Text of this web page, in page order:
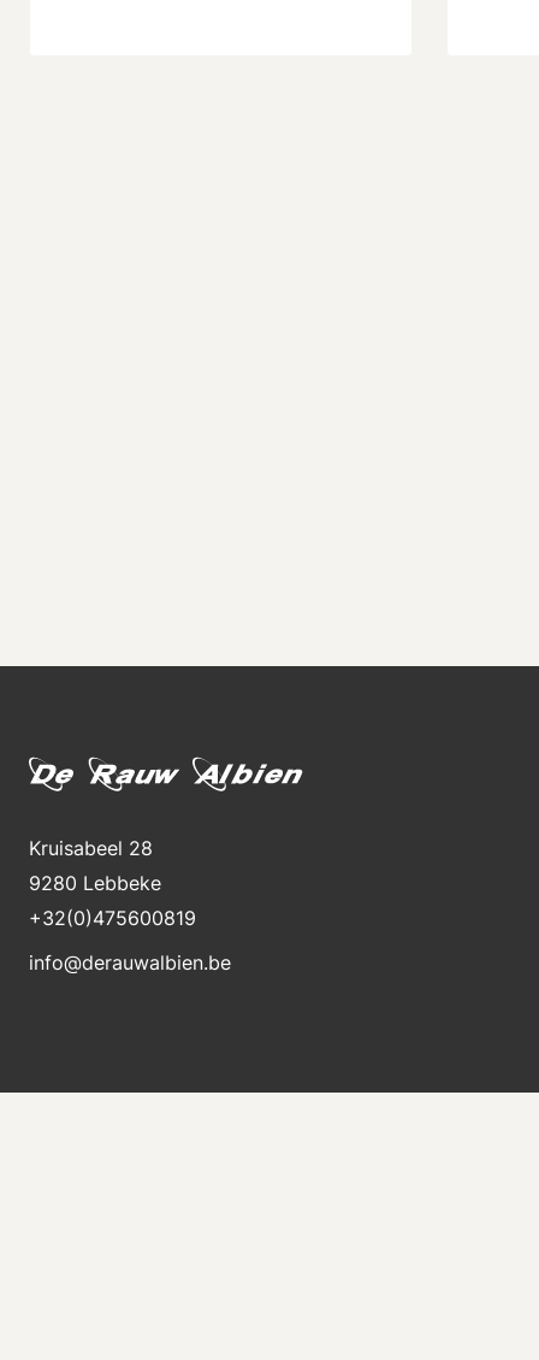
Kruisabeel 28
9280 Lebbeke
+32(0)475600819
info@derauwalbien.be
Blijft op de hoogte van nieuwe voorraad